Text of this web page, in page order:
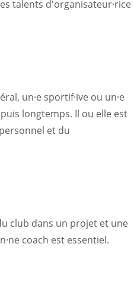
talents d'organisateur·rice
un·e sportif·ive ou un·e
longtemps. Il ou elle est
et du
club dans un projet et une
coach est essentiel.